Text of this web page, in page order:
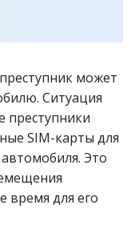
может
Ситуация
преступники
SIM-карты для
Это
время для его